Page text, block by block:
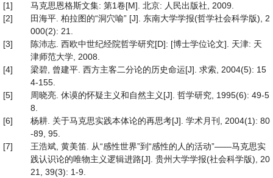
[1]
马克思恩格斯文集: 第1卷[M]. 北京: 人民出版社, 2009.
[2]
田海平. 柏拉图的“洞穴喻” [J]. 东南大学学报(哲学社会科学版), 2
000(2): 21.
[3]
陈沛志. 西欧中世纪经院哲学研究[D]: [博士学位论文]. 天津: 天
津师范大学, 2008.
[4]
梁碧, 曾建平. 西方主客二分论的历史命运[J]. 求索, 2004(5): 15
4-155.
[5]
周晓亮. 休谟的怀疑主义和自然主义[J]. 哲学研究, 1995(6): 49-5
8.
[6]
杨耕. 关于马克思实践本体论的再思考[J]. 学术月刊, 2004(1): 80
-89, 95.
[7]
王浩斌, 黄美笛. 从“感性世界”到“感性的人的活动”——马克思实
践认识论的唯物主义逻辑进路[J]. 贵州大学学报(社会科学版), 20
21, 39(3): 1-9.